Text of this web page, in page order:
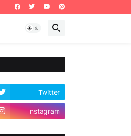
Twitter
Instagram